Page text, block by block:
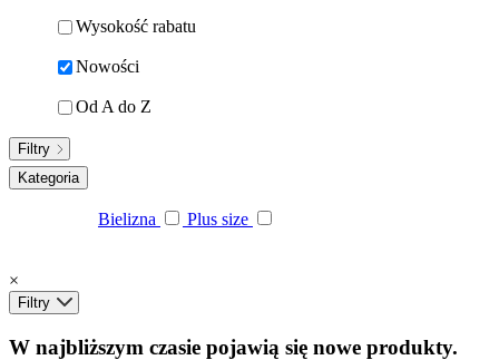
Wysokość rabatu
Nowości
Od A do Z
Filtry
Kategoria
Bielizna Plus size
×
Filtry
W najbliższym czasie pojawią się nowe produkty.